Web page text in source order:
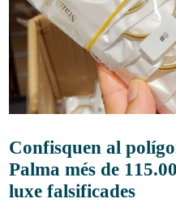
Confisquen al
Palma més de
luxe falsificades